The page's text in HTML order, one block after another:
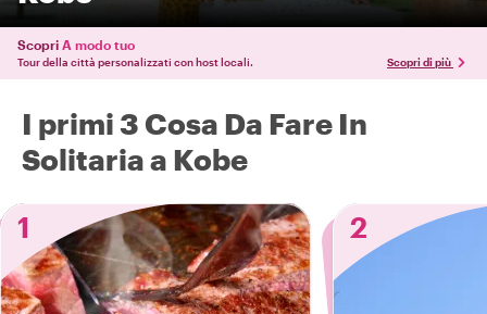
Scopri A modo tuo
Tour della città personalizzati con host locali. Scopri di più
I primi 3 Cosa Da Fare In
Solitaria a Kobe
1
2